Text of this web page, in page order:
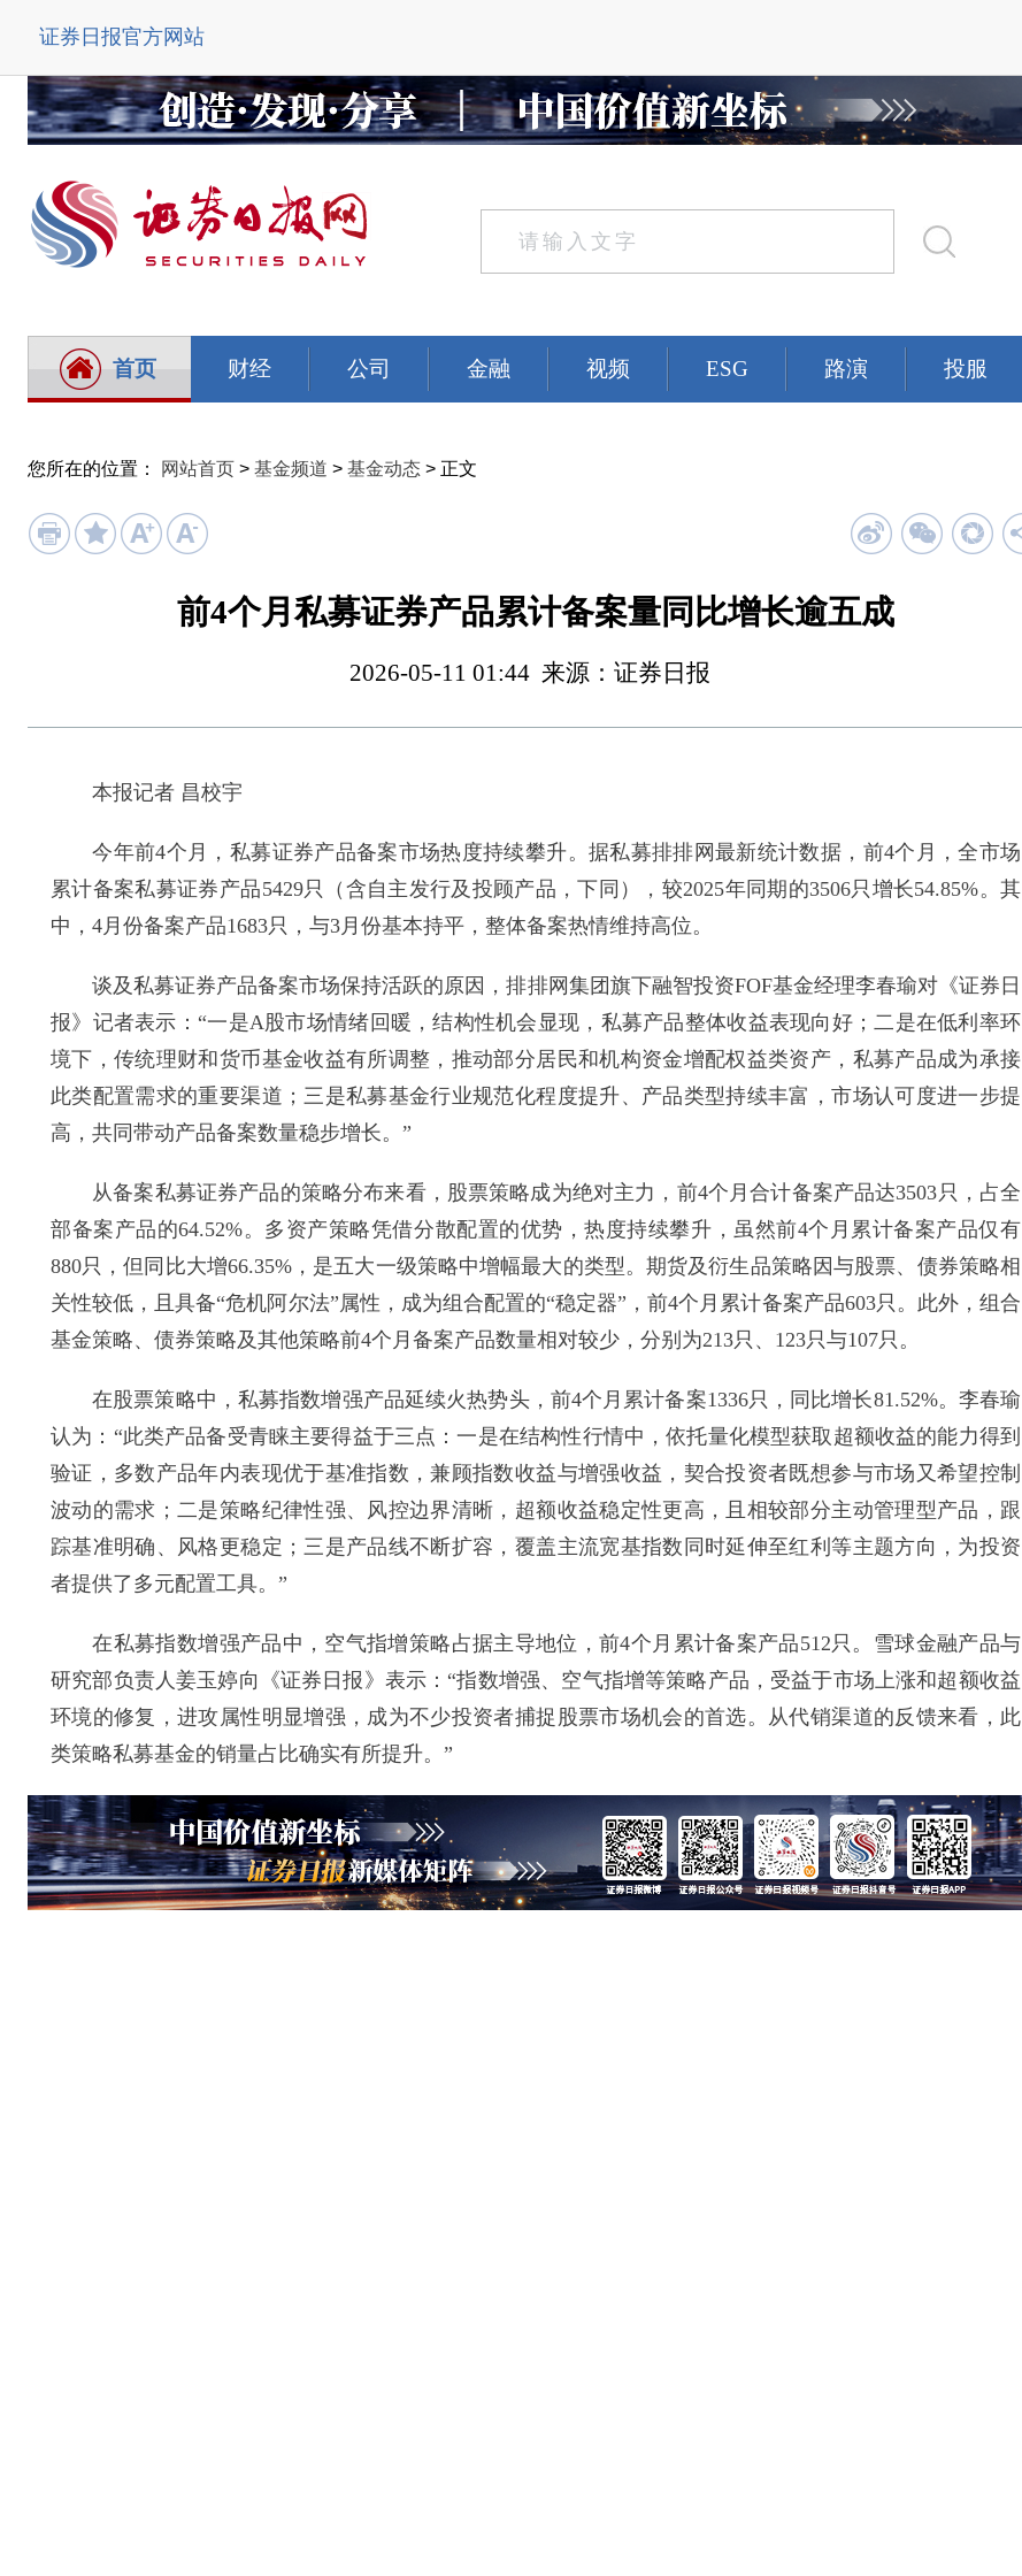
证券日报官方网站
首页 财经 公司 金融 视频 ESG 路演 投服
您所在的位置： 网站首页 > 基金频道 > 基金动态 > 正文
前4个月私募证券产品累计备案量同比增长逾五成
2026-05-11 01:44 来源：证券日报
本报记者 昌校宇
今年前4个月，私募证券产品备案市场热度持续攀升。据私募排排网最新统计数据，前4个月，全市场
累计备案私募证券产品5429只（含自主发行及投顾产品，下同），较2025年同期的3506只增长54.85%。其
中，4月份备案产品1683只，与3月份基本持平，整体备案热情维持高位。
谈及私募证券产品备案市场保持活跃的原因，排排网集团旗下融智投资FOF基金经理李春瑜对《证券日
报》记者表示：“一是A股市场情绪回暖，结构性机会显现，私募产品整体收益表现向好；二是在低利率环
境下，传统理财和货币基金收益有所调整，推动部分居民和机构资金增配权益类资产，私募产品成为承接
此类配置需求的重要渠道；三是私募基金行业规范化程度提升、产品类型持续丰富，市场认可度进一步提
高，共同带动产品备案数量稳步增长。”
从备案私募证券产品的策略分布来看，股票策略成为绝对主力，前4个月合计备案产品达3503只，占全
部备案产品的64.52%。多资产策略凭借分散配置的优势，热度持续攀升，虽然前4个月累计备案产品仅有
880只，但同比大增66.35%，是五大一级策略中增幅最大的类型。期货及衍生品策略因与股票、债券策略相
关性较低，且具备“危机阿尔法”属性，成为组合配置的“稳定器”，前4个月累计备案产品603只。此外，组合
基金策略、债券策略及其他策略前4个月备案产品数量相对较少，分别为213只、123只与107只。
在股票策略中，私募指数增强产品延续火热势头，前4个月累计备案1336只，同比增长81.52%。李春瑜
认为：“此类产品备受青睐主要得益于三点：一是在结构性行情中，依托量化模型获取超额收益的能力得到
验证，多数产品年内表现优于基准指数，兼顾指数收益与增强收益，契合投资者既想参与市场又希望控制
波动的需求；二是策略纪律性强、风控边界清晰，超额收益稳定性更高，且相较部分主动管理型产品，跟
踪基准明确、风格更稳定；三是产品线不断扩容，覆盖主流宽基指数同时延伸至红利等主题方向，为投资
者提供了多元配置工具。”
在私募指数增强产品中，空气指增策略占据主导地位，前4个月累计备案产品512只。雪球金融产品与
研究部负责人姜玉婷向《证券日报》表示：“指数增强、空气指增等策略产品，受益于市场上涨和超额收益
环境的修复，进攻属性明显增强，成为不少投资者捕捉股票市场机会的首选。从代销渠道的反馈来看，此
类策略私募基金的销量占比确实有所提升。”